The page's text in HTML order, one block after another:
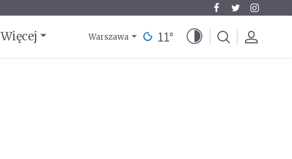
Więcej Warszawa 11°